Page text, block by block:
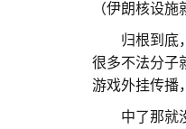
（伊朗核设施
归根到底，
很多不法分子
游戏外挂传播
中了那就没